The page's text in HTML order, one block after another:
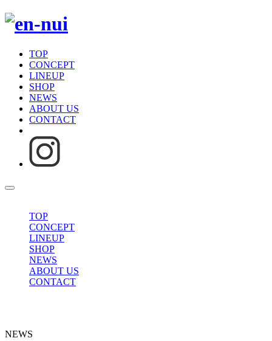
TOP
CONCEPT
LINEUP
SHOP
NEWS
ABOUT US
CONTACT
TOP
CONCEPT
LINEUP
SHOP
NEWS
ABOUT US
CONTACT
NEWS